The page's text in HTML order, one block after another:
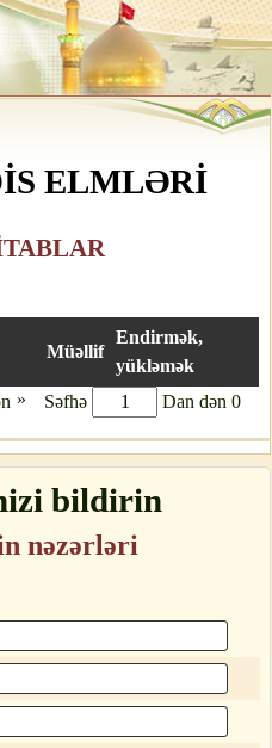
ELMLƏRİ
Müəllif
Endirmək,
yükləmək
Səfhə
Dan dən 0
»
bildirin
nəzərləri